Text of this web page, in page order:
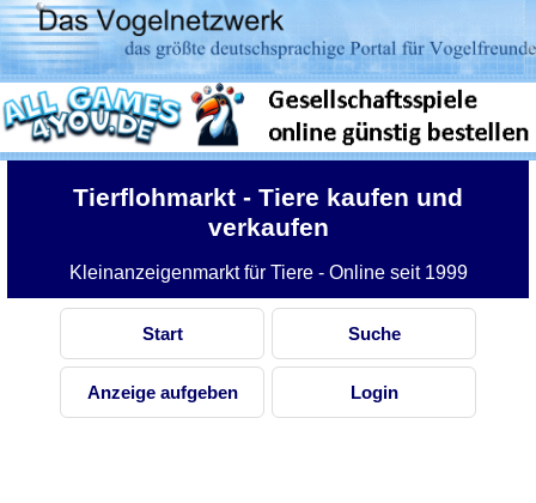
Tierflohmarkt - Tiere kaufen und
verkaufen
Kleinanzeigenmarkt für Tiere - Online seit 1999
Start Suche
Anzeige aufgeben Login